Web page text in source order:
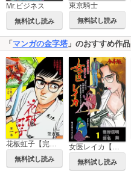
Mr.ビジネス
無料試し読み
東京騎士
無料試し読み
「 マンガの金字塔 」のおすすめ作品
花板虹子【完全版】
無料試し読み
女医レイカ【合本版】
無料試し読み